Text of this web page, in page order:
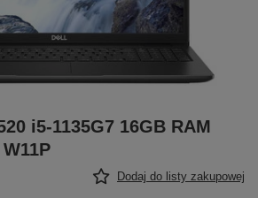
i5-1135G7 16GB RAM
Dodaj do listy zakupowej